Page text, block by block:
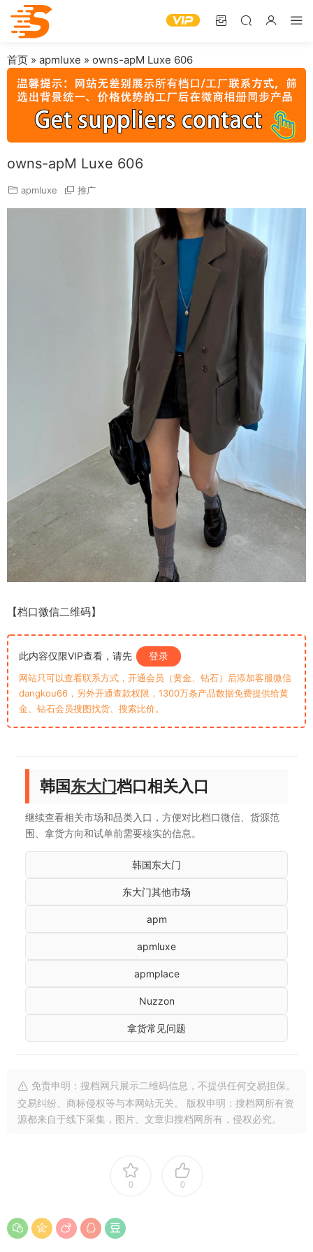
首页 » apmluxe » owns-apM Luxe 606
owns-apM Luxe 606
apmluxe 推广
【档口微信二维码】
此内容仅限VIP查看，请先 登录
网站只可以查看联系方式，开通会员（黄金、钻石）后添加客服微信
dangkou66，另外开通查款权限，1300万条产品数据免费提供给黄
金、钻石会员搜图找货、搜索比价。
韩国东大门档口相关入口
继续查看相关市场和品类入口，方便对比档口微信、货源范
围、拿货方向和试单前需要核实的信息。
韩国东大门
东大门其他市场
apm
apmluxe
apmplace
Nuzzon
拿货常见问题
免责申明：搜档网只展示二维码信息，不提供任何交易担保。
交易纠纷、商标侵权等与本网站无关。 版权申明：搜档网所有资
源都来自于线下采集，图片、文章归搜档网所有，侵权必究。
0 0